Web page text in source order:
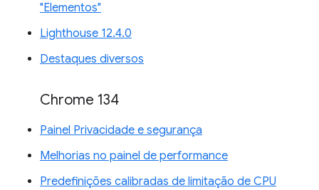
"Elementos"
Lighthouse 12.4.0
Destaques diversos
Chrome 134
Painel Privacidade e segurança
Melhorias no painel de performance
Predefinições calibradas de limitação de CPU